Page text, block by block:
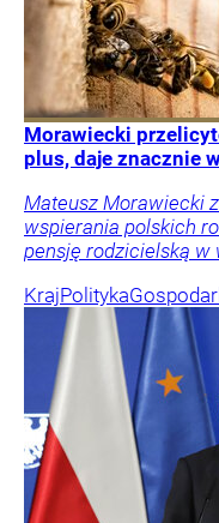
Morawiecki
plus, daje znacznie
Mateusz Morawiecki
wspierania polskich
pensję rodzicielską w
KrajPolityka